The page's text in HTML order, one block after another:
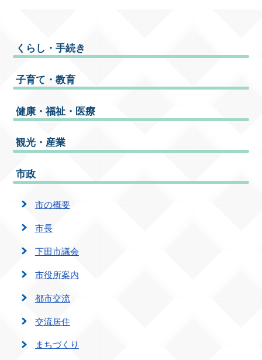
くらし・手続き
子育て・教育
健康・福祉・医療
観光・産業
市政
市の概要
市長
下田市議会
市役所案内
都市交流
交流居住
まちづくり